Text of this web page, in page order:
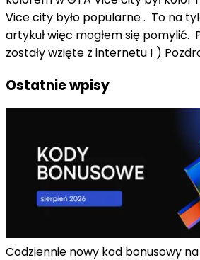
Vice city było popularne . To na
artykuł więc mogłem się pomylić.
zostały wzięte z internetu ! )
Ostatnie wpisy
Codziennie nowy kod bonusowy